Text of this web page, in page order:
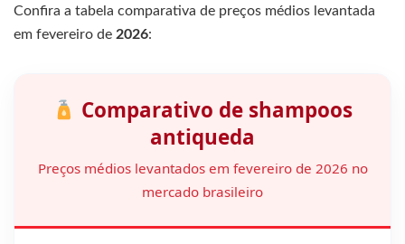
Confira a tabela comparativa de preços médios levantada
em fevereiro de 2026:
Comparativo de shampoos
antiqueda
Preços médios levantados em fevereiro de 2026 no
mercado brasileiro